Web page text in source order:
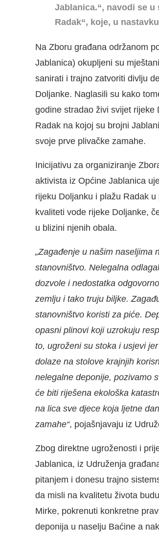
Jablanica.“, navodi se
Radak“, koje, u
Na Zboru građana održanom
Jablanica) okupljeni su
sanirati i trajno zatvoriti divlju
Doljanke. Naglasili su kako
godine stradao živi svijet rijeke
Radak na kojoj su brojni
svoje prve plivačke zamahe.
Inicijativu za organiziranje
aktivista iz Općine Jablanica
rijeku Doljanku i plažu Radak
kvaliteti vode rijeke Doljanke,
u blizini njenih obala.
„Zagađenje u našim naseljima
stanovništvo. Nelegalna
dozvole i nedostatka
zemlju i tako truju biljke.
stanovništvo koristi za piće.
opasni plinovi koji uzrokuju
to, ugroženi su stoka i usjevi
dolaze na stolove krajnjih
nelegalne deponije, pozivamo
će biti riješena ekološka
na lica sve djece koja ljetne
zamahe“, pojašnjavaju iz
Zbog direktne ugroženosti i
Jablanica, iz Udruženja
pitanjem i donesu trajno
da misli na kvalitetu života
Mirke, pokrenuti konkretne
deponija u naselju Baćine a